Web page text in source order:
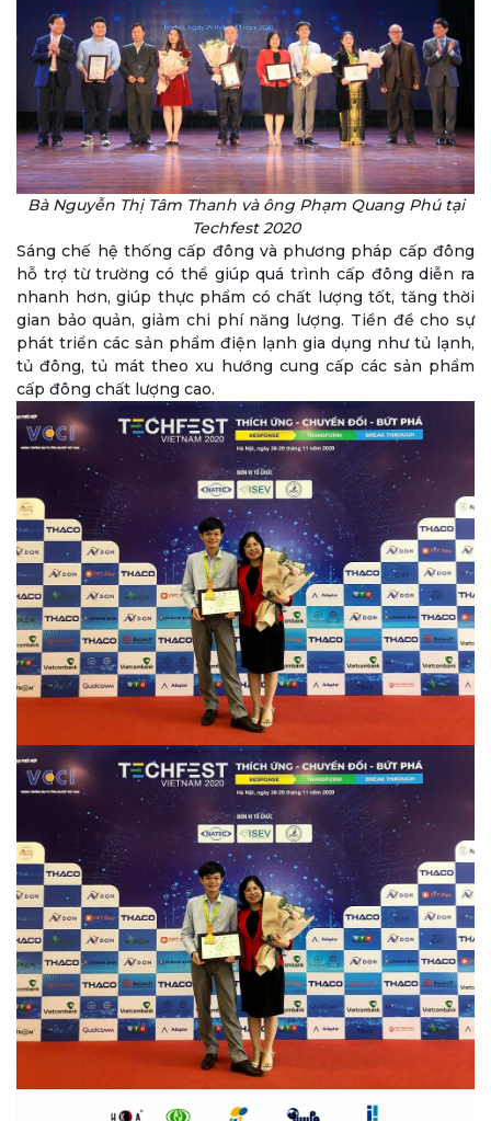
Bà Nguyễn Thị Tâm Thanh và ông Phạm Quang Phú tại
Techfest 2020
Sáng chế hệ thống cấp đông và phương pháp cấp đông
hỗ trợ từ trường có thể giúp quá trình cấp đông diễn ra
nhanh hơn, giúp thực phẩm có chất lượng tốt, tăng thời
gian bảo quản, giảm chi phí năng lượng. Tiền đề cho sự
phát triển các sản phẩm điện lạnh gia dụng như tủ lạnh,
tủ đông, tủ mát theo xu hướng cung cấp các sản phẩm
cấp đông chất lượng cao.